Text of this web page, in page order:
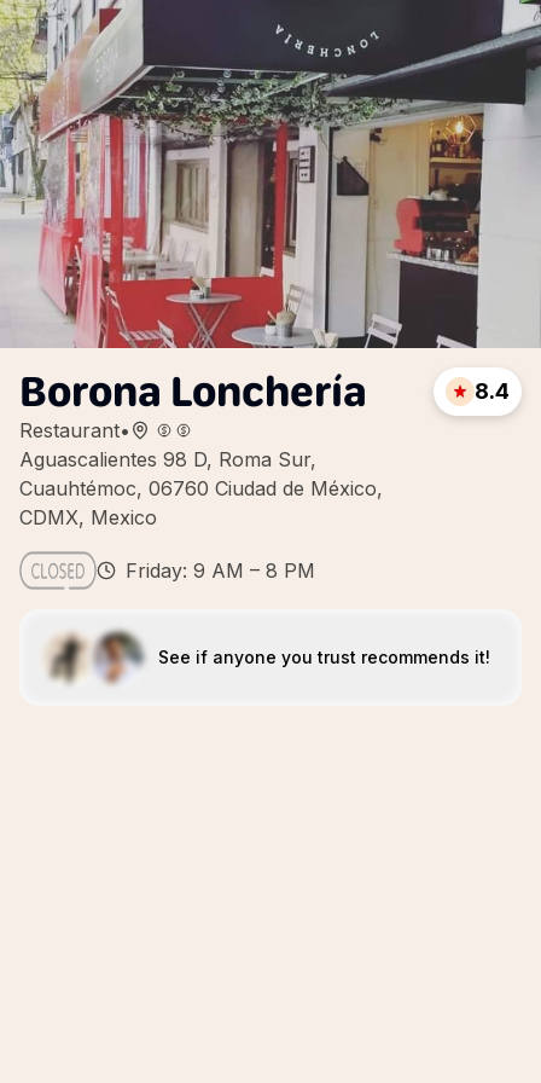
Borona Lonchería
Restaurant•
Aguascalientes 98 D, Roma Sur,
Cuauhtémoc, 06760 Ciudad de México,
CDMX, Mexico
8.4
Friday: 9 AM – 8 PM
See if anyone you trust recommends it!